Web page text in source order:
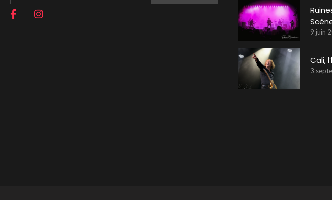
9 juin
Cali,
3